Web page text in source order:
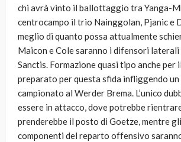
chi avrà vinto il ballottaggio tra Yanga-
centrocampo il trio Nainggolan, Pjanic e
meglio di quanto possa attualmente
Maicon e Cole saranno i difensori
Sanctis. Formazione quasi tipo anche per
preparato per questa sfida infliggendo un
campionato al Werder Brema. L’unico
essere in attacco, dove potrebbe
prenderebbe il posto di Goetze, mentre
componenti del reparto offensivo